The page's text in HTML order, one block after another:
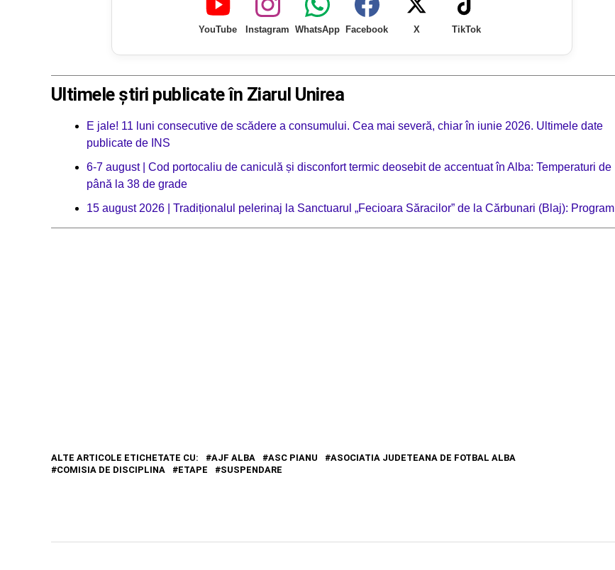
YouTube Instagram WhatsApp Facebook X TikTok
Ultimele știri publicate în Ziarul Unirea
E jale! 11 luni consecutive de scădere a consumului. Cea mai severă, chiar în iunie 2026. Ultimele date
publicate de INS
6-7 august | Cod portocaliu de caniculă și disconfort termic deosebit de accentuat în Alba: Temperaturi de
până la 38 de grade
15 august 2026 | Tradiționalul pelerinaj la Sanctuarul „Fecioara Săracilor” de la Cărbunari (Blaj): Program
ALTE ARTICOLE ETICHETATE CU: AJF ALBA ASC PIANU
ASOCIATIA JUDETEANA DE FOTBAL ALBA
COMISIA DE DISCIPLINA
ETAPE SUSPENDARE